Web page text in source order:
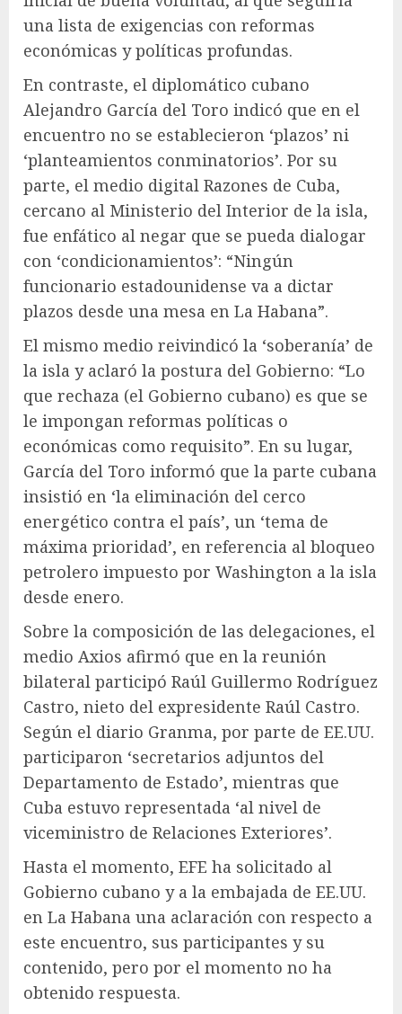
una lista de exigencias con reformas
económicas y políticas profundas.
En contraste, el diplomático cubano
Alejandro García del Toro indicó que en el
encuentro no se establecieron ‘plazos’ ni
‘planteamientos conminatorios’. Por su
parte, el medio digital Razones de Cuba,
cercano al Ministerio del Interior de la isla,
fue enfático al negar que se pueda dialogar
con ‘condicionamientos’: “Ningún
funcionario estadounidense va a dictar
plazos desde una mesa en La Habana”.
El mismo medio reivindicó la ‘soberanía’ de
la isla y aclaró la postura del Gobierno: “Lo
que rechaza (el Gobierno cubano) es que se
le impongan reformas políticas o
económicas como requisito”. En su lugar,
García del Toro informó que la parte cubana
insistió en ‘la eliminación del cerco
energético contra el país’, un ‘tema de
máxima prioridad’, en referencia al bloqueo
petrolero impuesto por Washington a la isla
desde enero.
Sobre la composición de las delegaciones, el
medio Axios afirmó que en la reunión
bilateral participó Raúl Guillermo Rodríguez
Castro, nieto del expresidente Raúl Castro.
Según el diario Granma, por parte de EE.UU.
participaron ‘secretarios adjuntos del
Departamento de Estado’, mientras que
Cuba estuvo representada ‘al nivel de
viceministro de Relaciones Exteriores’.
Hasta el momento, EFE ha solicitado al
Gobierno cubano y a la embajada de EE.UU.
en La Habana una aclaración con respecto a
este encuentro, sus participantes y su
contenido, pero por el momento no ha
obtenido respuesta.